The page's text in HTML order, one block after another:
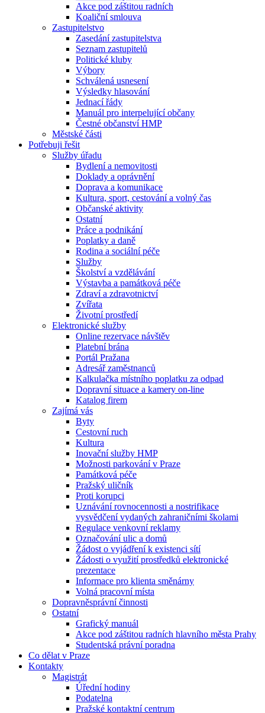
Akce pod záštitou radních
Koaliční smlouva
Zastupitelstvo
Zasedání zastupitelstva
Seznam zastupitelů
Politické kluby
Výbory
Schválená usnesení
Výsledky hlasování
Jednací řády
Manuál pro interpelující občany
Čestné občanství HMP
Městské části
Potřebuji řešit
Služby úřadu
Bydlení a nemovitosti
Doklady a oprávnění
Doprava a komunikace
Kultura, sport, cestování a volný čas
Občanské aktivity
Ostatní
Práce a podnikání
Poplatky a daně
Rodina a sociální péče
Služby
Školství a vzdělávání
Výstavba a památková péče
Zdraví a zdravotnictví
Zvířata
Životní prostředí
Elektronické služby
Online rezervace návštěv
Platební brána
Portál Pražana
Adresář zaměstnanců
Kalkulačka místního poplatku za odpad
Dopravní situace a kamery on-line
Katalog firem
Zajímá vás
Byty
Cestovní ruch
Kultura
Inovační služby HMP
Možnosti parkování v Praze
Památková péče
Pražský uličník
Proti korupci
Uznávání rovnocennosti a nostrifikace
vysvědčení vydaných zahraničními školami
Regulace venkovní reklamy
Označování ulic a domů
Žádost o vyjádření k existenci sítí
Žádosti o využití prostředků elektronické
prezentace
Informace pro klienta směnárny
Volná pracovní místa
Dopravněsprávní činnosti
Ostatní
Grafický manuál
Akce pod záštitou radních hlavního města Prahy
Studentská právní poradna
Co dělat v Praze
Kontakty
Magistrát
Úřední hodiny
Podatelna
Pražské kontaktní centrum